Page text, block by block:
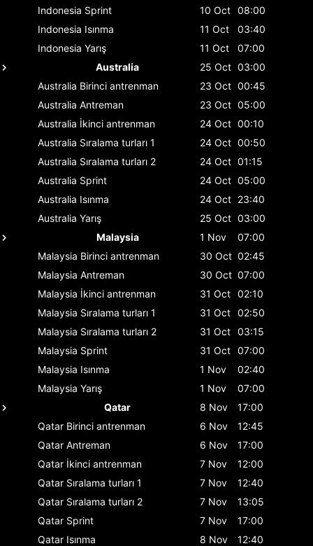
Indonesia Sprint 10 Oct 08:00
Indonesia Isınma 11 Oct
03:40
Indonesia Yarış 11 Oct
07:00
Australia
25 Oct 03:00
Australia Birinci antrenman 23 Oct 00:45
Australia Antreman 23 Oct 05:00
Australia İkinci antrenman 24 Oct 00:10
Australia Sıralama turları 1 24 Oct 00:50
Australia Sıralama turları 2 24 Oct 01:15
Australia Sprint 24 Oct 05:00
Australia Isınma 24 Oct 23:40
Australia Yarış 25 Oct 03:00
Malaysia
1 Nov
07:00
Malaysia Birinci antrenman 30 Oct 02:45
Malaysia Antreman 30 Oct 07:00
Malaysia İkinci antrenman 31 Oct 02:10
Malaysia Sıralama turları 1 31 Oct 02:50
Malaysia Sıralama turları 2 31 Oct 03:15
Malaysia Sprint 31 Oct 07:00
Malaysia Isınma 1 Nov
02:40
Malaysia Yarış 1 Nov
07:00
Qatar
8 Nov
17:00
Qatar Birinci antrenman 6 Nov
12:45
Qatar Antreman 6 Nov
17:00
Qatar İkinci antrenman 7 Nov
12:00
Qatar Sıralama turları 1 7 Nov
12:40
Qatar Sıralama turları 2 7 Nov
13:05
Qatar Sprint 7 Nov
17:00
Qatar Isınma 8 Nov
12:40